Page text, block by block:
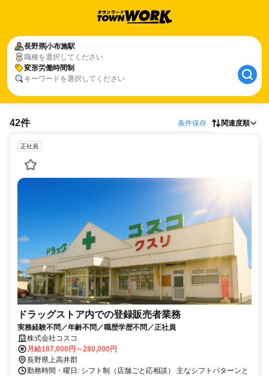
長野県小布施駅
職種を選択してください
変形労働時間制
キーワードを選択してください
42件 条件保存 関連度順
正社員
ドラッグストア内での登録販売者業務
実務経験不問／年齢不問／職歴学歴不問／正社員
株式会社コスコ
月給187,000円～280,000円
長野県上高井郡
勤務時間・曜日: シフト制（店舗ごと応相談） 主なシフトパターンと